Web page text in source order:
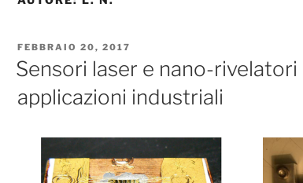
FEBBRAIO 20, 2017
Sensori laser e nano-rivelatori
applicazioni industriali